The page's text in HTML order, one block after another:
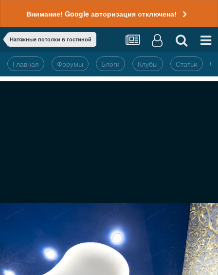
Внимание! Google авторизация отключена!
Натяжные потолки в гостиной
Главная Форумы Блоги Клубы Статьи